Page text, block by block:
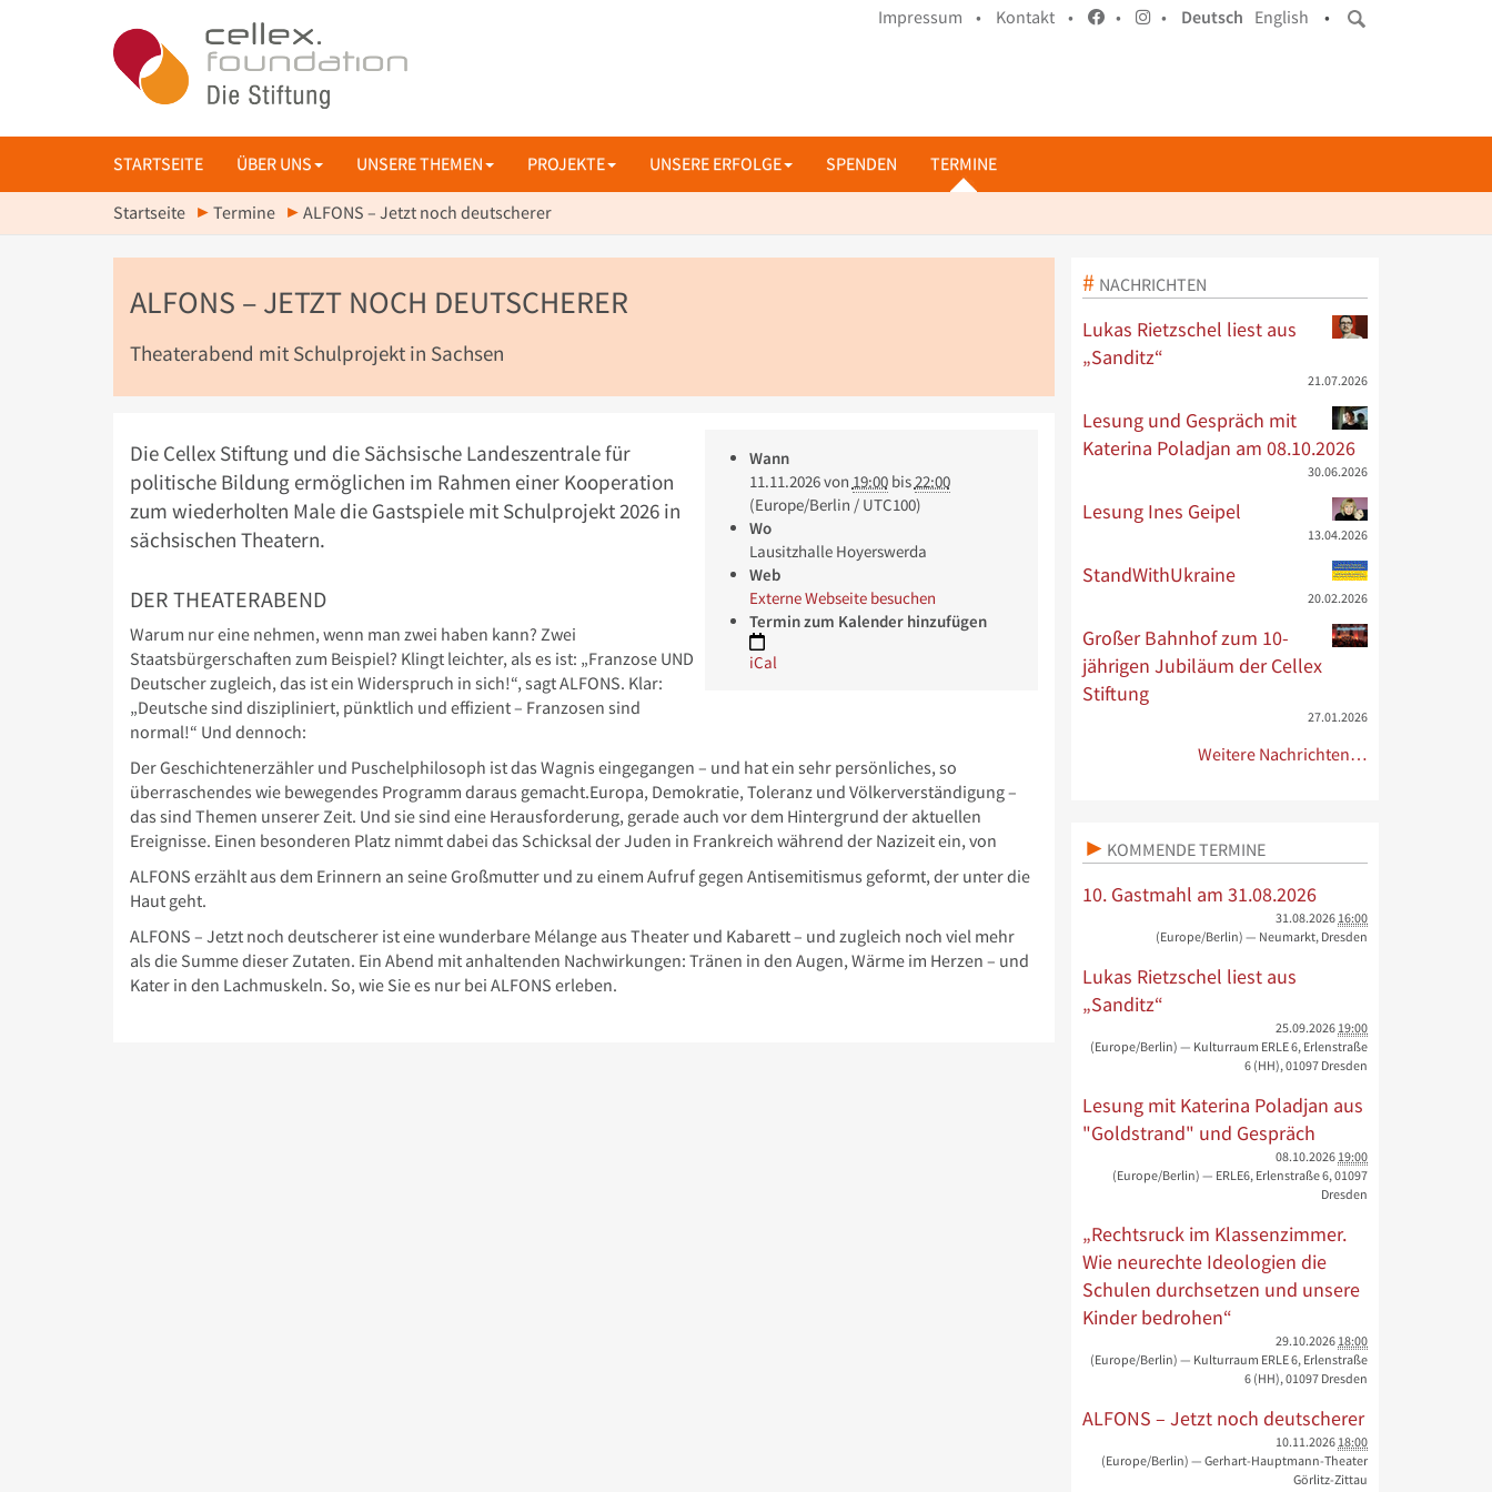
Impressum • Kontakt • • • Deutsch English •
STARTSEITE ÜBER UNS UNSERE THEMEN PROJEKTE UNSERE ERFOLGE SPENDEN TERMINE
Startseite Termine ALFONS – Jetzt noch deutscherer
ALFONS – JETZT NOCH DEUTSCHERER
Theaterabend mit Schulprojekt in Sachsen
Wann
11.11.2026von 19:00bis22:00
(Europe/Berlin / UTC100)
Wo
Lausitzhalle Hoyerswerda
Web
Externe Webseite besuchen
Termin zum Kalender hinzufügen
iCal
Die Cellex Stiftung und die Sächsische Landeszentrale für
politische Bildung ermöglichen im Rahmen einer Kooperation
zum wiederholten Male die Gastspiele mit Schulprojekt 2026 in
sächsischen Theatern.
DER THEATERABEND
Warum nur eine nehmen, wenn man zwei haben kann? Zwei
Staatsbürgerschaften zum Beispiel? Klingt leichter, als es ist: „Franzose UND
Deutscher zugleich, das ist ein Widerspruch in sich!“, sagt ALFONS. Klar:
„Deutsche sind diszipliniert, pünktlich und effizient – Franzosen sind
normal!“ Und dennoch:
Der Geschichtenerzähler und Puschelphilosoph ist das Wagnis eingegangen – und hat ein sehr persönliches, so
überraschendes wie bewegendes Programm daraus gemacht.Europa, Demokratie, Toleranz und Völkerverständigung –
das sind Themen unserer Zeit. Und sie sind eine Herausforderung, gerade auch vor dem Hintergrund der aktuellen
Ereignisse. Einen besonderen Platz nimmt dabei das Schicksal der Juden in Frankreich während der Nazizeit ein, von
ALFONS erzählt aus dem Erinnern an seine Großmutter und zu einem Aufruf gegen Antisemitismus geformt, der unter die
Haut geht.
ALFONS – Jetzt noch deutscherer ist eine wunderbare Mélange aus Theater und Kabarett – und zugleich noch viel mehr
als die Summe dieser Zutaten. Ein Abend mit anhaltenden Nachwirkungen: Tränen in den Augen, Wärme im Herzen – und
Kater in den Lachmuskeln. So, wie Sie es nur bei ALFONS erleben.
NACHRICHTEN
Lukas Rietzschel liest aus
„Sanditz“
21.07.2026
Lesung und Gespräch mit
Katerina Poladjan am 08.10.2026
30.06.2026
Lesung Ines Geipel
13.04.2026
StandWithUkraine
20.02.2026
Großer Bahnhof zum 10-
jährigen Jubiläum der Cellex
Stiftung
27.01.2026
Weitere Nachrichten…
KOMMENDE TERMINE
10. Gastmahl am 31.08.2026
31.08.2026 16:00
(Europe/Berlin) — Neumarkt, Dresden
Lukas Rietzschel liest aus
„Sanditz“
25.09.2026 19:00
(Europe/Berlin) — Kulturraum ERLE 6, Erlenstraße
6 (HH), 01097 Dresden
Lesung mit Katerina Poladjan aus
"Goldstrand" und Gespräch
08.10.2026 19:00
(Europe/Berlin) — ERLE6, Erlenstraße 6, 01097
Dresden
„Rechtsruck im Klassenzimmer.
Wie neurechte Ideologien die
Schulen durchsetzen und unsere
Kinder bedrohen“
29.10.2026 18:00
(Europe/Berlin) — Kulturraum ERLE 6, Erlenstraße
6 (HH), 01097 Dresden
ALFONS – Jetzt noch deutscherer
10.11.2026 18:00
(Europe/Berlin) — Gerhart-Hauptmann-Theater
Görlitz-Zittau